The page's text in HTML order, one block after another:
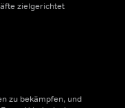
zielgerichtet
zu bekämpfen, und